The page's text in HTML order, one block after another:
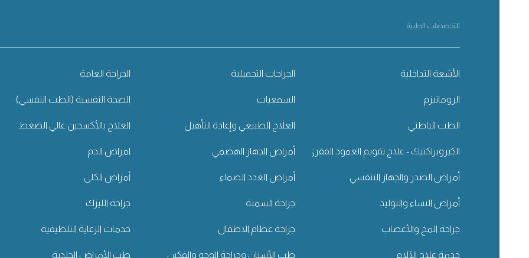
التخصصات الطبية
الأشعة التداخلية الجراحات التجميلية الجراحة العامة
الروماتيزم السمعيات الصحة النفسية (الطب النفسي)
الطب الباطني العلاج الطبيعي وإعادة التأهيل العلاج بالأكسجين عالي الضغط
الكيروبراكتيك - علاج تقويم العمود الفقري أمراض الجهاز الهضمي امراض الدم
أمراض الصدر والجهاز التنفسي أمراض الغدد الصماء أمراض الكلى
أمراض النساء والتوليد جراحة السمنة جراحة الليزك
جراحة المخ والأعصاب جراحة عظام الاطفال خدمات الرعاية التلطيفية
خدمة علاج الآلام طب الأسنان وجراحة الوجه والفكين طب الأمراض الجلدية